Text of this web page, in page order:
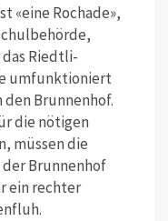
«eine Rochade»,
Riedtli-
umfunktioniert
Brunnenhof.
die nötigen
müssen die
der Brunnenhof
ein rechter